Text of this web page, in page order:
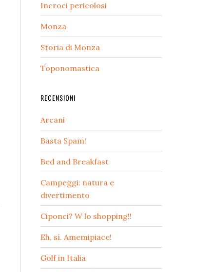
Incroci pericolosi
Monza
Storia di Monza
Toponomastica
RECENSIONI
Arcani
Basta Spam!
Bed and Breakfast
Campeggi: natura e
divertimento
Ciponci? W lo shopping!!
Eh, sì. Amemipiace!
Golf in Italia